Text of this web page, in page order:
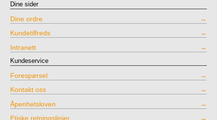
Dine sider
Dine ordre
Kundetilfreds
Intranett
Kundeservice
Forespørsel
Kontakt oss
Åpenhetsloven
Etiske retningslinjer